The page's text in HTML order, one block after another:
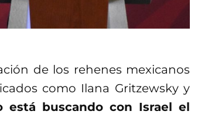
de los rehenes mexicanos
como Ilana Gritzewsky y
está buscando con Israel el